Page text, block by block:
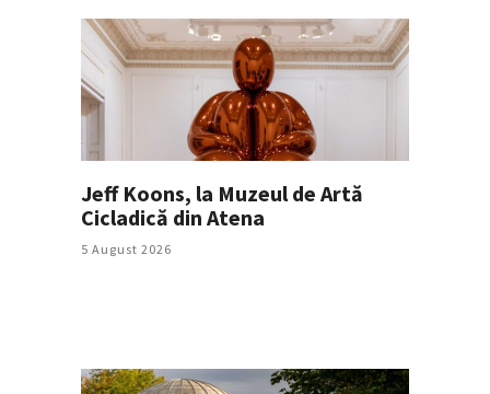
Jeff Koons, la Muzeul de Artă
Cicladică din Atena
5 August 2026